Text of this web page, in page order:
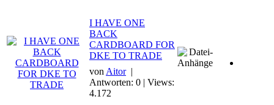
I HAVE ONE
BACK
CARDBOARD FOR
DKE TO TRADE
von Aitor |
Antworten: 0 | Views:
4.172